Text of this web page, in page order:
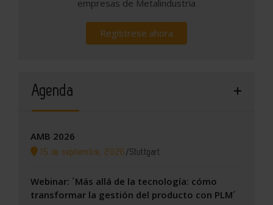
empresas de Metalindustria
Regístrese ahora
Agenda
AMB 2026
15 de septiembre, 2026 /Stuttgart
Webinar: ´Más allá de la tecnología: cómo
transformar la gestión del producto con PLM´